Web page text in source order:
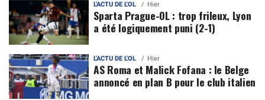
L'ACTU DE L'OL Hier
Sparta Prague-OL : trop frileux, Lyon
a été logiquement puni (2-1)
L'ACTU DE L'OL Hier
AS Roma et Malick Fofana : le Belge
annoncé en plan B pour le club italien